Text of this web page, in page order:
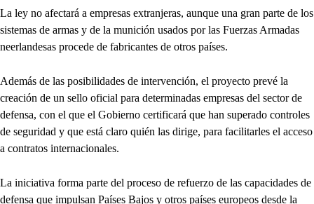
La ley no afectará a empresas extranjeras, aunque una gran parte de los
sistemas de armas y de la munición usados por las Fuerzas Armadas
neerlandesas procede de fabricantes de otros países.
Además de las posibilidades de intervención, el proyecto prevé la
creación de un sello oficial para determinadas empresas del sector de
defensa, con el que el Gobierno certificará que han superado controles
de seguridad y que está claro quién las dirige, para facilitarles el acceso
a contratos internacionales.
La iniciativa forma parte del proceso de refuerzo de las capacidades de
defensa que impulsan Países Bajos y otros países europeos desde la